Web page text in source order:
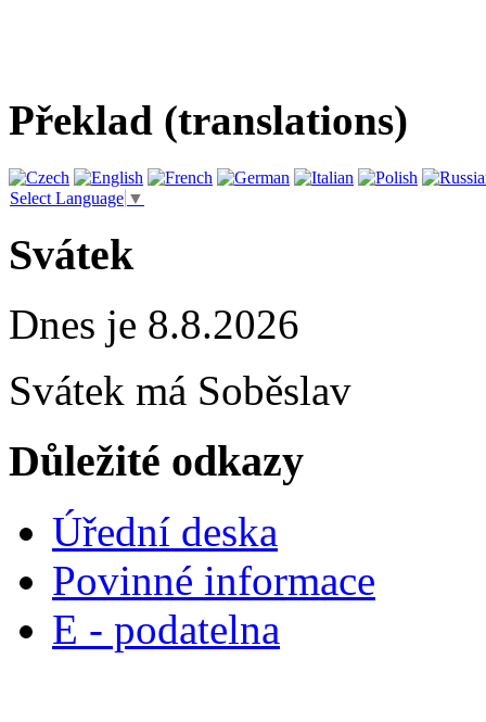
Překlad (translations)
Select Language ▼
Svátek
Dnes je 8.8.2026
Svátek má Soběslav
Důležité odkazy
Úřední deska
Povinné informace
E - podatelna